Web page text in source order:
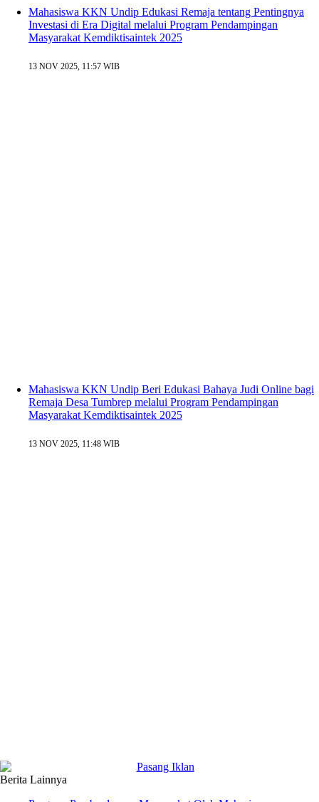
Mahasiswa KKN Undip Edukasi Remaja tentang Pentingnya
Investasi di Era Digital melalui Program Pendampingan
Masyarakat Kemdiktisaintek 2025
13 NOV 2025, 11:57 WIB
Mahasiswa KKN Undip Beri Edukasi Bahaya Judi Online bagi
Remaja Desa Tumbrep melalui Program Pendampingan
Masyarakat Kemdiktisaintek 2025
13 NOV 2025, 11:48 WIB
Berita Lainnya